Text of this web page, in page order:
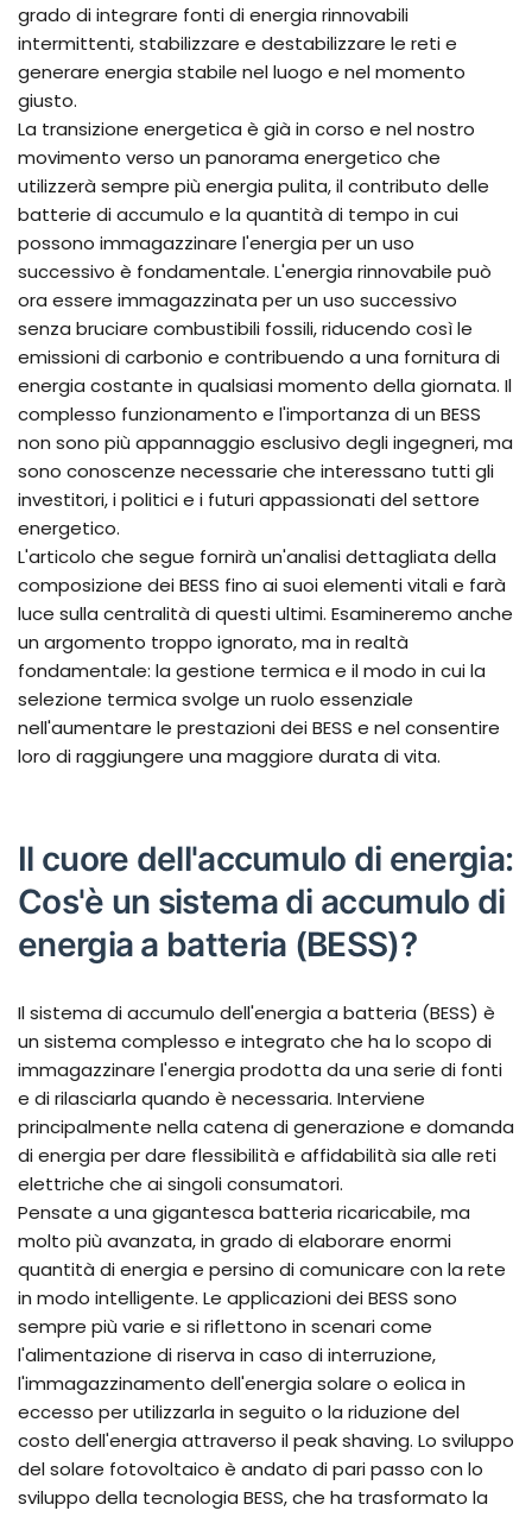
grado di integrare fonti di energia rinnovabili
intermittenti, stabilizzare e destabilizzare le reti e
generare energia stabile nel luogo e nel momento
giusto.
La transizione energetica è già in corso e nel nostro
movimento verso un panorama energetico che
utilizzerà sempre più energia pulita, il contributo delle
batterie di accumulo e la quantità di tempo in cui
possono immagazzinare l'energia per un uso
successivo è fondamentale. L'energia rinnovabile può
ora essere immagazzinata per un uso successivo
senza bruciare combustibili fossili, riducendo così le
emissioni di carbonio e contribuendo a una fornitura di
energia costante in qualsiasi momento della giornata. Il
complesso funzionamento e l'importanza di un BESS
non sono più appannaggio esclusivo degli ingegneri, ma
sono conoscenze necessarie che interessano tutti gli
investitori, i politici e i futuri appassionati del settore
energetico.
L'articolo che segue fornirà un'analisi dettagliata della
composizione dei BESS fino ai suoi elementi vitali e farà
luce sulla centralità di questi ultimi. Esamineremo anche
un argomento troppo ignorato, ma in realtà
fondamentale: la gestione termica e il modo in cui la
selezione termica svolge un ruolo essenziale
nell'aumentare le prestazioni dei BESS e nel consentire
loro di raggiungere una maggiore durata di vita.
Il cuore dell'accumulo di energia:
Cos'è un sistema di accumulo di
energia a batteria (BESS)?
Il sistema di accumulo dell'energia a batteria (BESS) è
un sistema complesso e integrato che ha lo scopo di
immagazzinare l'energia prodotta da una serie di fonti
e di rilasciarla quando è necessaria. Interviene
principalmente nella catena di generazione e domanda
di energia per dare flessibilità e affidabilità sia alle reti
elettriche che ai singoli consumatori.
Pensate a una gigantesca batteria ricaricabile, ma
molto più avanzata, in grado di elaborare enormi
quantità di energia e persino di comunicare con la rete
in modo intelligente. Le applicazioni dei BESS sono
sempre più varie e si riflettono in scenari come
l'alimentazione di riserva in caso di interruzione,
l'immagazzinamento dell'energia solare o eolica in
eccesso per utilizzarla in seguito o la riduzione del
costo dell'energia attraverso il peak shaving. Lo sviluppo
del solare fotovoltaico è andato di pari passo con lo
sviluppo della tecnologia BESS, che ha trasformato la